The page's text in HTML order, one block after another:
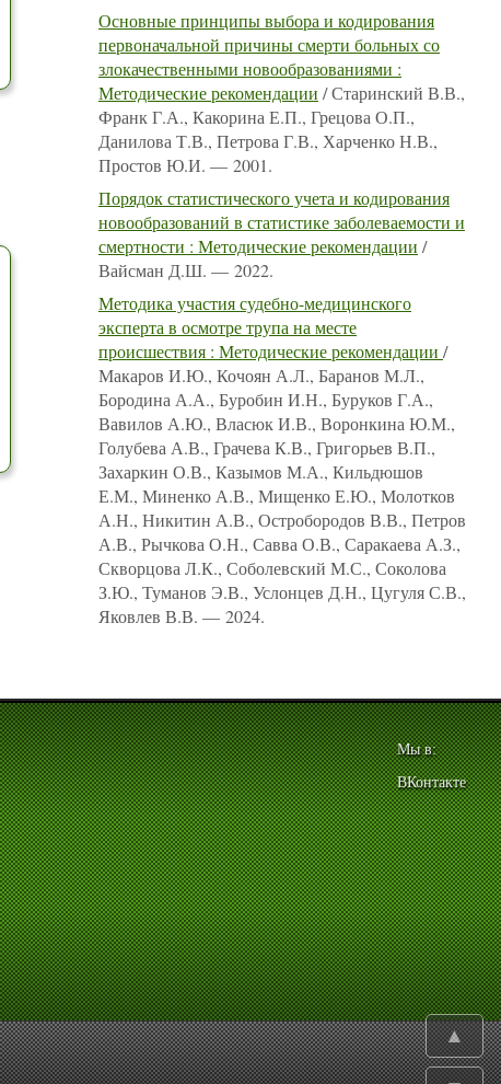
Основные принципы выбора и кодирования
первоначальной причины смерти больных со
злокачественными новообразованиями :
Методические рекомендации / Старинский В.В.,
Франк Г.А., Какорина Е.П., Грецова О.П.,
Данилова Т.В., Петрова Г.В., Харченко Н.В.,
Простов Ю.И. — 2001.
Порядок статистического учета и кодирования
новообразований в статистике заболеваемости и
смертности : Методические рекомендации /
Вайсман Д.Ш. — 2022.
Методика участия судебно-медицинского
эксперта в осмотре трупа на месте
происшествия : Методические рекомендации /
Макаров И.Ю., Кочоян А.Л., Баранов М.Л.,
Бородина А.А., Буробин И.Н., Буруков Г.А.,
Вавилов А.Ю., Власюк И.В., Воронкина Ю.М.,
Голубева А.В., Грачева К.В., Григорьев В.П.,
Захаркин О.В., Казымов М.А., Кильдюшов
Е.М., Миненко А.В., Мищенко Е.Ю., Молотков
А.Н., Никитин А.В., Остробородов В.В., Петров
А.В., Рычкова О.Н., Савва О.В., Саракаева А.З.,
Скворцова Л.К., Соболевский М.С., Соколова
З.Ю., Туманов Э.В., Услонцев Д.Н., Цугуля С.В.,
Яковлев В.В. — 2024.
Мы в:
ВКонтакте
▲